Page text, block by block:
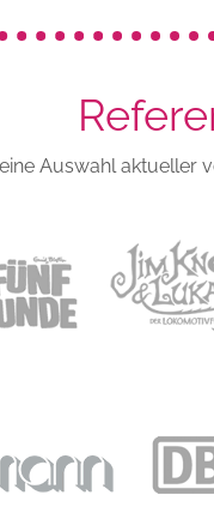
Auswahl aktueller